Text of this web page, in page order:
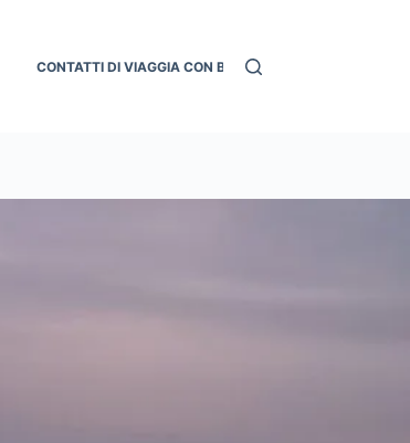
CONTATTI DI VIAGGIA CON BRU